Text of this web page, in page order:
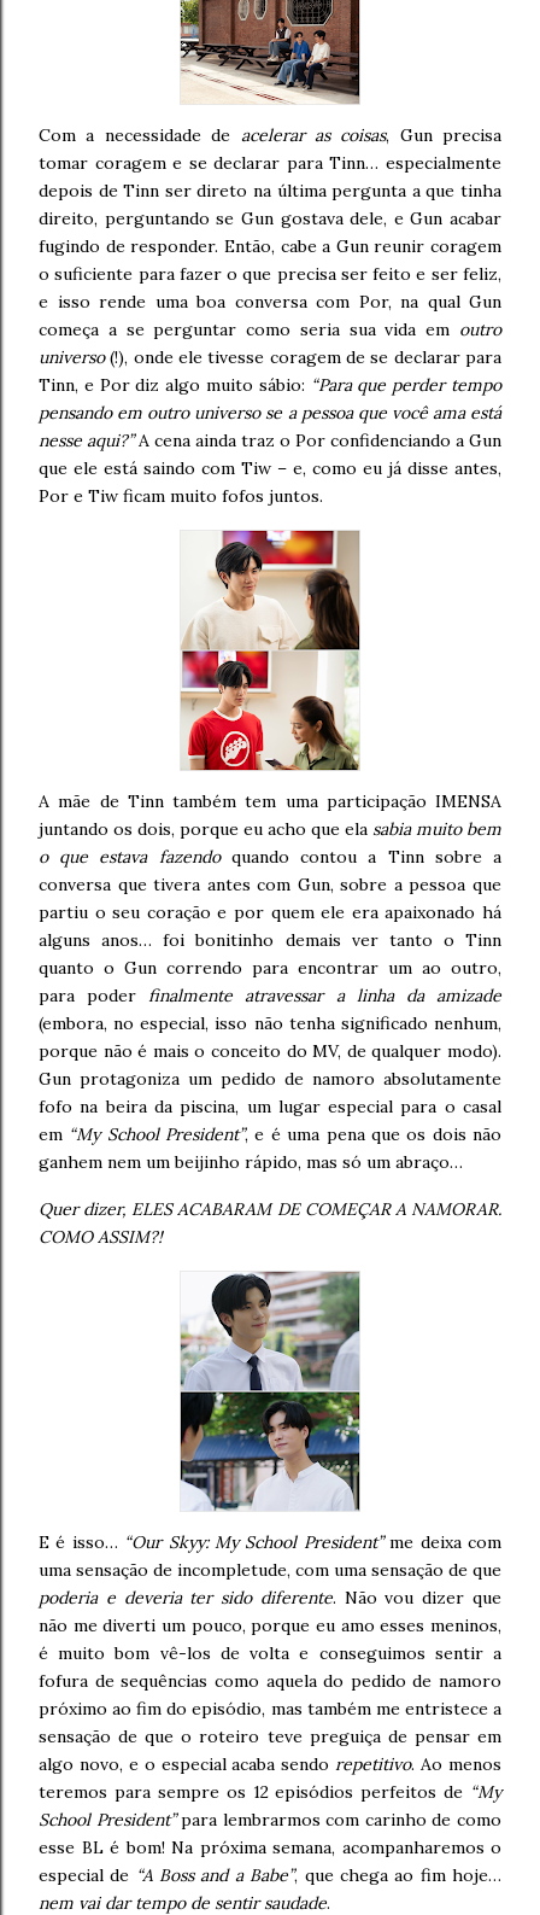
Com a necessidade de acelerar as coisas, Gun precisa
tomar coragem e se declarar para Tinn… especialmente
depois de Tinn ser direto na última pergunta a que tinha
direito, perguntando se Gun gostava dele, e Gun acabar
fugindo de responder. Então, cabe a Gun reunir coragem
o suficiente para fazer o que precisa ser feito e ser feliz,
e isso rende uma boa conversa com Por, na qual Gun
começa a se perguntar como seria sua vida em outro
universo(!), onde ele tivesse coragem de se declarar para
Tinn, e Por diz algo muito sábio: “Para que perder tempo
pensando em outro universo se a pessoa que você ama está
nesse aqui?”A cena ainda traz o Por confidenciando a Gun
que ele está saindo com Tiw – e, como eu já disse antes,
Por e Tiw ficam muito fofos juntos.
A mãe de Tinn também tem uma participação IMENSA
juntando os dois, porque eu acho que ela sabia muito bem
o que estava fazendoquando contou a Tinn sobre a
conversa que tivera antes com Gun, sobre a pessoa que
partiu o seu coração e por quem ele era apaixonado há
alguns anos… foi bonitinho demais ver tanto o Tinn
quanto o Gun correndo para encontrar um ao outro,
para poder finalmente atravessar a linha da amizade
(embora, no especial, isso não tenha significado nenhum,
porque não é mais o conceito do MV, de qualquer modo).
Gun protagoniza um pedido de namoro absolutamente
fofo na beira da piscina, um lugar especial para o casal
em “My School President”, e é uma pena que os dois não
ganhem nem um beijinho rápido, mas só um abraço…
Quer dizer, ELES ACABARAM DE COMEÇAR A NAMORAR.
COMO ASSIM?!
E é isso… “Our Skyy: My School President”me deixa com
uma sensação de incompletude, com uma sensação de que
poderia e deveria ter sido diferente. Não vou dizer que
não me diverti um pouco, porque eu amo esses meninos,
é muito bom vê-los de volta e conseguimos sentir a
fofura de sequências como aquela do pedido de namoro
próximo ao fim do episódio, mas também me entristece a
sensação de que o roteiro teve preguiça de pensar em
algo novo, e o especial acaba sendo repetitivo. Ao menos
teremos para sempre os 12 episódios perfeitos de “My
School President”para lembrarmos com carinho de como
esse BL é bom! Na próxima semana, acompanharemos o
especial de “A Boss and a Babe”, que chega ao fim hoje…
nem vai dar tempo de sentir saudade.